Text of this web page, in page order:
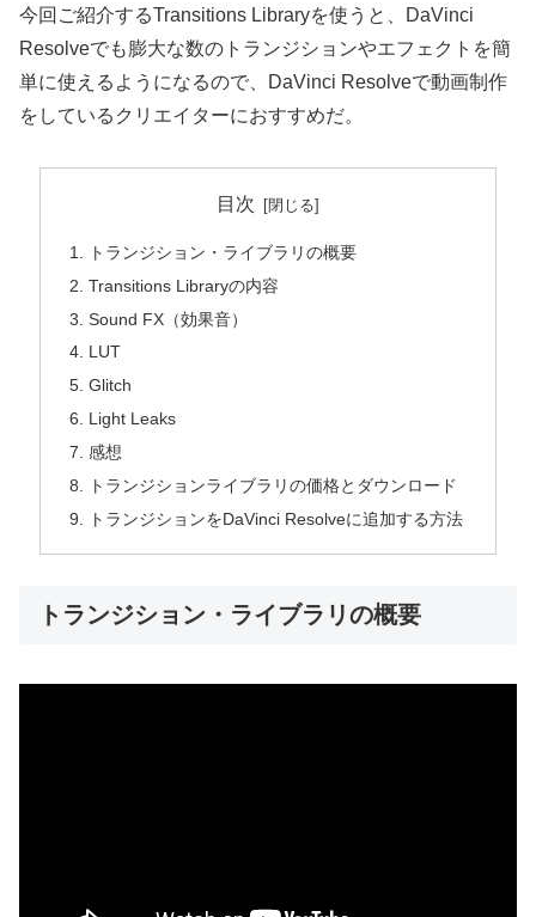
今回ご紹介するTransitions Libraryを使うと、DaVinci
Resolveでも膨大な数のトランジションやエフェクトを簡
単に使えるようになるので、DaVinci Resolveで動画制作
をしているクリエイターにおすすめだ。
目次
トランジション・ライブラリの概要
Transitions Libraryの内容
Sound FX（効果音）
LUT
Glitch
Light Leaks
感想
トランジションライブラリの価格とダウンロード
トランジションをDaVinci Resolveに追加する方法
トランジション・ライブラリの概要